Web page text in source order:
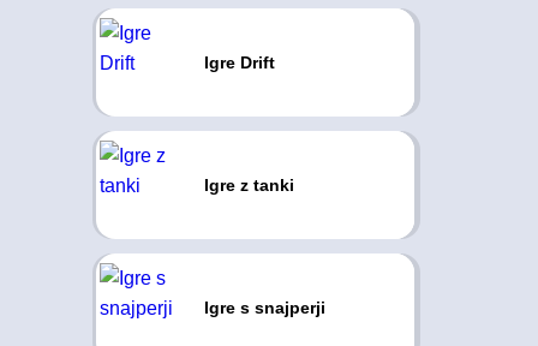
Igre Drift
Igre z tanki
Igre s snajperji